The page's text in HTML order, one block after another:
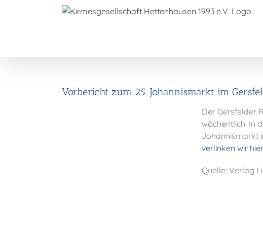
Vorbericht zum 25. Johannismarkt im
Der Gersfelder
wöchentlich. In
Johannismarkt
verlinken wir
Quelle: Verlag